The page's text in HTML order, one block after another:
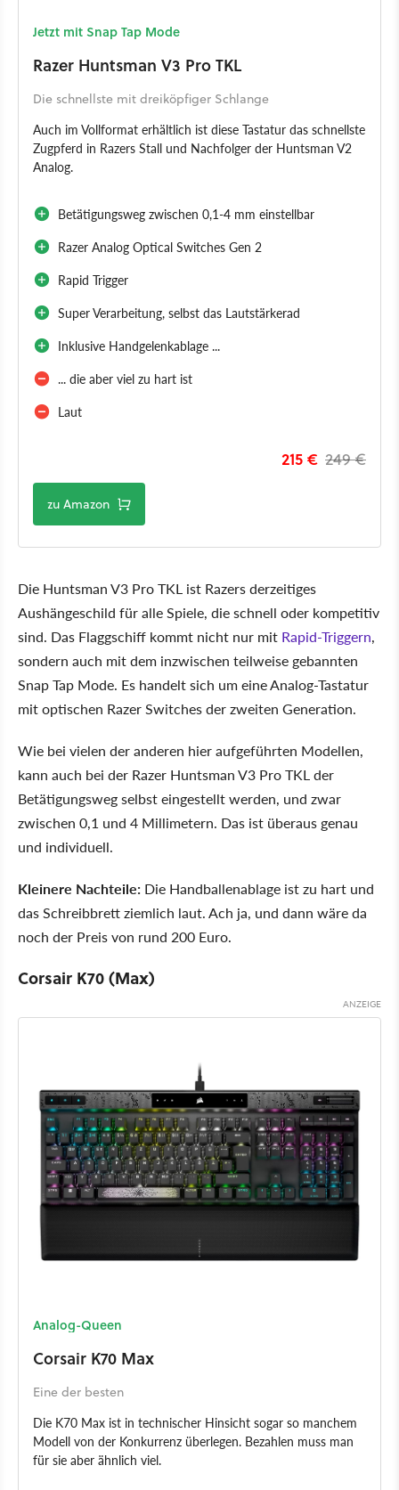
Jetzt mit Snap Tap Mode
Razer Huntsman V3 Pro TKL
Die schnellste mit dreiköpfiger Schlange
Auch im Vollformat erhältlich ist diese Tastatur das schnellste
Zugpferd in Razers Stall und Nachfolger der Huntsman V2
Analog.
Betätigungsweg zwischen 0,1-4 mm einstellbar
Razer Analog Optical Switches Gen 2
Rapid Trigger
Super Verarbeitung, selbst das Lautstärkerad
Inklusive Handgelenkablage ...
... die aber viel zu hart ist
Laut
249 €
215 €
zu Amazon
Die Huntsman V3 Pro TKL ist Razers derzeitiges
Aushängeschild für alle Spiele, die schnell oder kompetitiv
sind. Das Flaggschiff kommt nicht nur mit Rapid-Triggern,
sondern auch mit dem inzwischen teilweise gebannten
Snap Tap Mode. Es handelt sich um eine Analog-Tastatur
mit optischen Razer Switches der zweiten Generation.
Wie bei vielen der anderen hier aufgeführten Modellen,
kann auch bei der Razer Huntsman V3 Pro TKL der
Betätigungsweg selbst eingestellt werden, und zwar
zwischen 0,1 und 4 Millimetern. Das ist überaus genau
und individuell.
Kleinere Nachteile: Die Handballenablage ist zu hart und
das Schreibbrett ziemlich laut. Ach ja, und dann wäre da
noch der Preis von rund 200 Euro.
Corsair K70 (Max)
Analog-Queen
Corsair K70 Max
Eine der besten
Die K70 Max ist in technischer Hinsicht sogar so manchem
Modell von der Konkurrenz überlegen. Bezahlen muss man
für sie aber ähnlich viel.